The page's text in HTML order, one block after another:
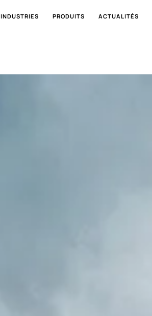
INDUSTRIES PRODUITS ACTUALITÉS